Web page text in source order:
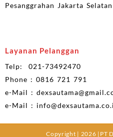
Pesanggrahan Jakarta
Layanan Pelanggan
Telp: 021-73492470
Phone : 0816 721 791
e-Mail :
e-Mail :
Copyright | 2026 |PT